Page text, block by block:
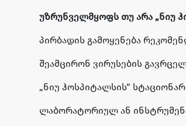
უზრუნველმყოფს თუ არა „ნიუ
პირბადის გამოყენება
შეამცირონ ვირუსების
„ნიუ ჰოსპიტალსის“
ლაბორატორიულ ან